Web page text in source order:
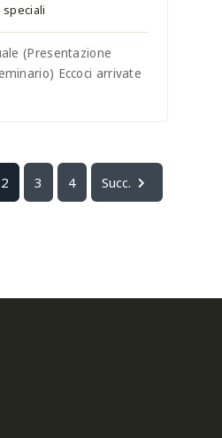
speciali
(Presentazione
Eccoci arrivate
2 3 4 Succ.